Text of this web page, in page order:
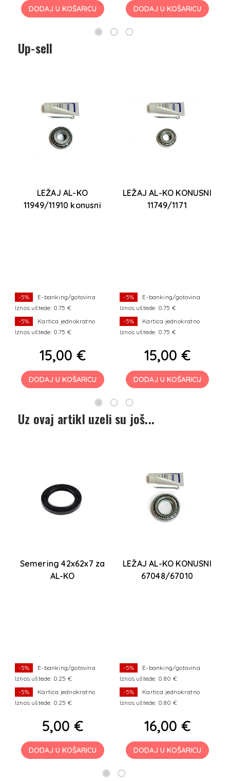
DODAJ U KOŠARICU DODAJ U KOŠARICU
Up-sell
LEŽAJ AL-KO
11949/11910 konusni
-5%
E-banking/gotovina
Iznos uštede: 0.75 €
-5%
Kartica jednokratno
Iznos uštede: 0.75 €
15,00 €
DODAJ U KOŠARICU
LEŽAJ AL-KO KONUSNI
11749/1171
-5%
E-banking/gotovina
Iznos uštede: 0.75 €
-5%
Kartica jednokratno
Iznos uštede: 0.75 €
15,00 €
DODAJ U KOŠARICU
Uz ovaj artikl uzeli su još...
Semering 42x62x7 za
AL-KO
-5%
E-banking/gotovina
Iznos uštede: 0.25 €
-5%
Kartica jednokratno
Iznos uštede: 0.25 €
5,00 €
DODAJ U KOŠARICU
LEŽAJ AL-KO KONUSNI
67048/67010
-5%
E-banking/gotovina
Iznos uštede: 0.80 €
-5%
Kartica jednokratno
Iznos uštede: 0.80 €
16,00 €
DODAJ U KOŠARICU